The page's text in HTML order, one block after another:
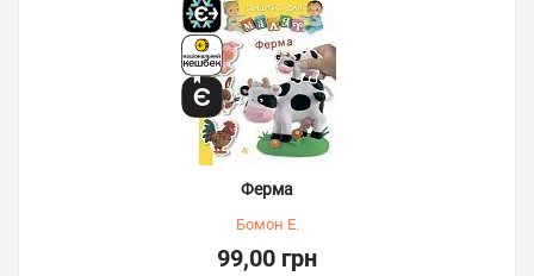
Ферма
Бомон Е.
99,00 грн